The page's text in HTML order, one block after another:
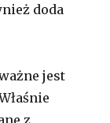
doda
jest
z